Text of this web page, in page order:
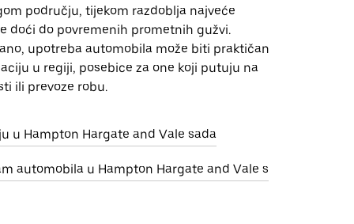
području, tijekom razdoblja najveće
doći do povremenih prometnih gužvi.
upotreba automobila može biti praktičan
u regiji, posebice za one koji putuju na
ili prevoze robu.
u Hampton Hargate and Vale sada
automobila u Hampton Hargate and Vale s